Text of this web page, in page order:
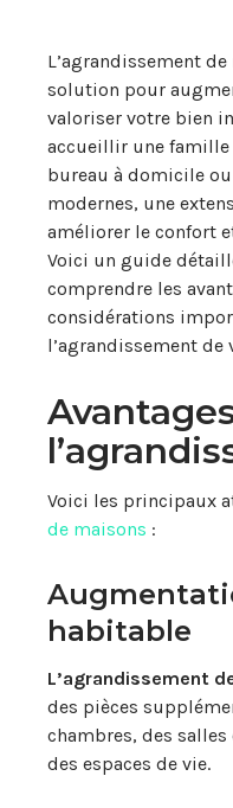
L’agrandissement
solution pour
valoriser votre bien
accueillir une famille
bureau à domicile
modernes, une
améliorer le confort
Voici un guide
comprendre les
considérations
l’agrandissement de
Voici les principaux
de maisons :
habitable
L’agrandissement
des pièces
chambres, des
des espaces de vie.